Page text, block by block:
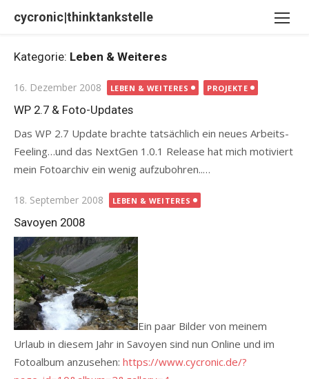
cycronic|thinktankstelle
Kategorie: Leben & Weiteres
Posted
on
16. Dezember 2008 LEBEN & WEITERES PROJEKTE
WP 2.7 & Foto-Updates
Das WP 2.7 Update brachte tatsächlich ein neues Arbeits-
Feeling…und das NextGen 1.0.1 Release hat mich motiviert
mein Fotoarchiv ein wenig aufzubohren..…
Posted
on
18. September 2008 LEBEN & WEITERES
Savoyen 2008
Ein paar Bilder von meinem
Urlaub in diesem Jahr in Savoyen sind nun Online und im
Fotoalbum anzusehen: https://www.cycronic.de/?